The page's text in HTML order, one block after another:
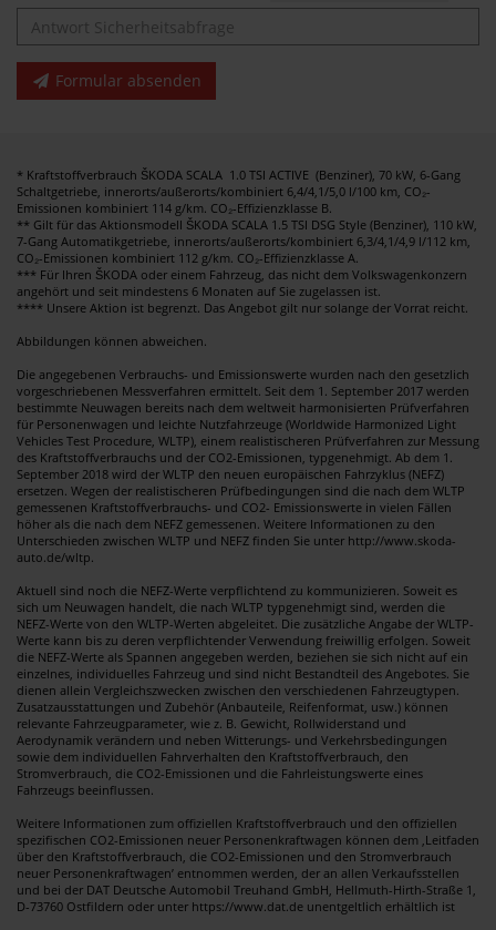
Formular absenden
* Kraftstoffverbrauch ŠKODA SCALA 1.0 TSI ACTIVE (Benziner), 70 kW, 6-Gang
Schaltgetriebe, innerorts/außerorts/kombiniert 6,4/4,1/5,0 l/100 km, CO₂-
Emissionen kombiniert 114 g/km. CO₂-Effizienzklasse B.
** Gilt für das Aktionsmodell ŠKODA SCALA 1.5 TSI DSG Style (Benziner), 110 kW,
7-Gang Automatikgetriebe, innerorts/außerorts/kombiniert 6,3/4,1/4,9 l/112 km,
CO₂-Emissionen kombiniert 112 g/km. CO₂-Effizienzklasse A.
*** Für Ihren ŠKODA oder einem Fahrzeug, das nicht dem Volkswagenkonzern
angehört und seit mindestens 6 Monaten auf Sie zugelassen ist.
**** Unsere Aktion ist begrenzt. Das Angebot gilt nur solange der Vorrat reicht.
Abbildungen können abweichen.
Die angegebenen Verbrauchs- und Emissionswerte wurden nach den gesetzlich
vorgeschriebenen Messverfahren ermittelt. Seit dem 1. September 2017 werden
bestimmte Neuwagen bereits nach dem weltweit harmonisierten Prüfverfahren
für Personenwagen und leichte Nutzfahrzeuge (Worldwide Harmonized Light
Vehicles Test Procedure, WLTP), einem realistischeren Prüfverfahren zur Messung
des Kraftstoffverbrauchs und der CO2-Emissionen, typgenehmigt. Ab dem 1.
September 2018 wird der WLTP den neuen europäischen Fahrzyklus (NEFZ)
ersetzen. Wegen der realistischeren Prüfbedingungen sind die nach dem WLTP
gemessenen Kraftstoffverbrauchs- und CO2- Emissionswerte in vielen Fällen
höher als die nach dem NEFZ gemessenen. Weitere Informationen zu den
Unterschieden zwischen WLTP und NEFZ finden Sie unter http://www.skoda-
auto.de/wltp.
Aktuell sind noch die NEFZ-Werte verpflichtend zu kommunizieren. Soweit es
sich um Neuwagen handelt, die nach WLTP typgenehmigt sind, werden die
NEFZ-Werte von den WLTP-Werten abgeleitet. Die zusätzliche Angabe der WLTP-
Werte kann bis zu deren verpflichtender Verwendung freiwillig erfolgen. Soweit
die NEFZ-Werte als Spannen angegeben werden, beziehen sie sich nicht auf ein
einzelnes, individuelles Fahrzeug und sind nicht Bestandteil des Angebotes. Sie
dienen allein Vergleichszwecken zwischen den verschiedenen Fahrzeugtypen.
Zusatzausstattungen und Zubehör (Anbauteile, Reifenformat, usw.) können
relevante Fahrzeugparameter, wie z. B. Gewicht, Rollwiderstand und
Aerodynamik verändern und neben Witterungs- und Verkehrsbedingungen
sowie dem individuellen Fahrverhalten den Kraftstoffverbrauch, den
Stromverbrauch, die CO2-Emissionen und die Fahrleistungswerte eines
Fahrzeugs beeinflussen.
Weitere Informationen zum offiziellen Kraftstoffverbrauch und den offiziellen
spezifischen CO2-Emissionen neuer Personenkraftwagen können dem ‚Leitfaden
über den Kraftstoffverbrauch, die CO2-Emissionen und den Stromverbrauch
neuer Personenkraftwagen’ entnommen werden, der an allen Verkaufsstellen
und bei der DAT Deutsche Automobil Treuhand GmbH, Hellmuth-Hirth-Straße 1,
D-73760 Ostfildern oder unter https://www.dat.de unentgeltlich erhältlich ist